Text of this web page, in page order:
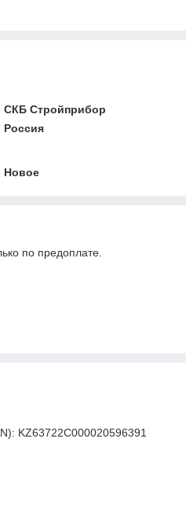
СКБ Стройприбор
Россия
Новое
по предоплате.
KZ63722C000020596391